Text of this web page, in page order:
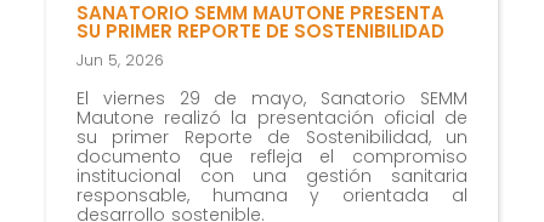
SANATORIO SEMM MAUTONE PRESENTA
SU PRIMER REPORTE DE SOSTENIBILIDAD
Jun 5, 2026
El viernes 29 de mayo, Sanatorio SEMM
Mautone realizó la presentación oficial de
su primer Reporte de Sostenibilidad, un
documento que refleja el compromiso
institucional con una gestión sanitaria
responsable, humana y orientada al
desarrollo sostenible.